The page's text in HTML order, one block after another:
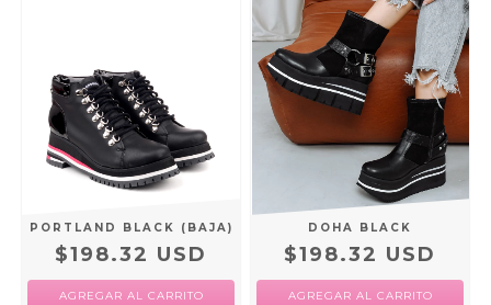
PORTLAND BLACK (BAJA)
$198.32 USD
AGREGAR AL CARRITO
DOHA BLACK
$198.32 USD
AGREGAR AL CARRITO